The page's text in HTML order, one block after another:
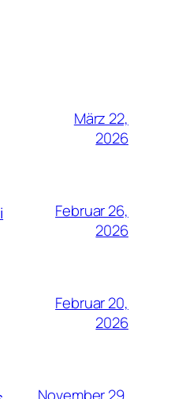
März 22,
2026
Februar 26,
2026
Februar 20,
2026